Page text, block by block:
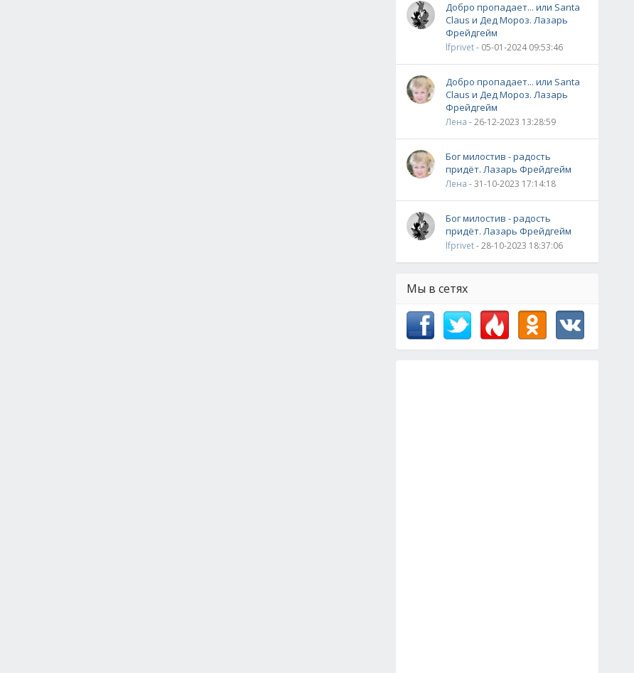
Добро пропадает... или Santa
Claus и Дед Мороз. Лазарь
Фрейдгейм
lfprivet- 05-01-2024 09:53:46
Добро пропадает... или Santa
Claus и Дед Мороз. Лазарь
Фрейдгейм
Лена - 26-12-2023 13:28:59
Бог милостив - радость
придёт. Лазарь Фрейдгейм
Лена - 31-10-2023 17:14:18
Бог милостив - радость
придёт. Лазарь Фрейдгейм
lfprivet- 28-10-2023 18:37:06
Мы в сетях